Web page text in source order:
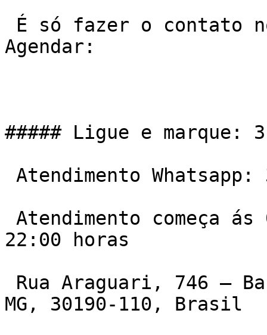
Agendar:
##### Ligue e marque:
22:00 horas
MG, 30190-110, Brasil